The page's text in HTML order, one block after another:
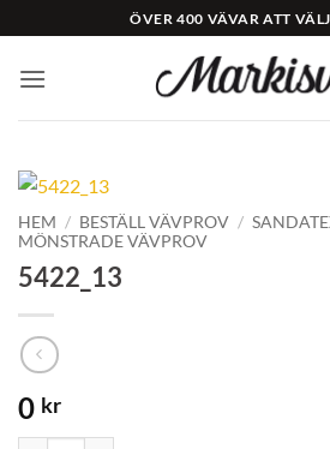
to
content
ÖVER 400 VÄVAR ATT
HEM / BESTÄLL VÄVPROV /
MÖNSTRADE VÄVPROV
5422_13
0 kr